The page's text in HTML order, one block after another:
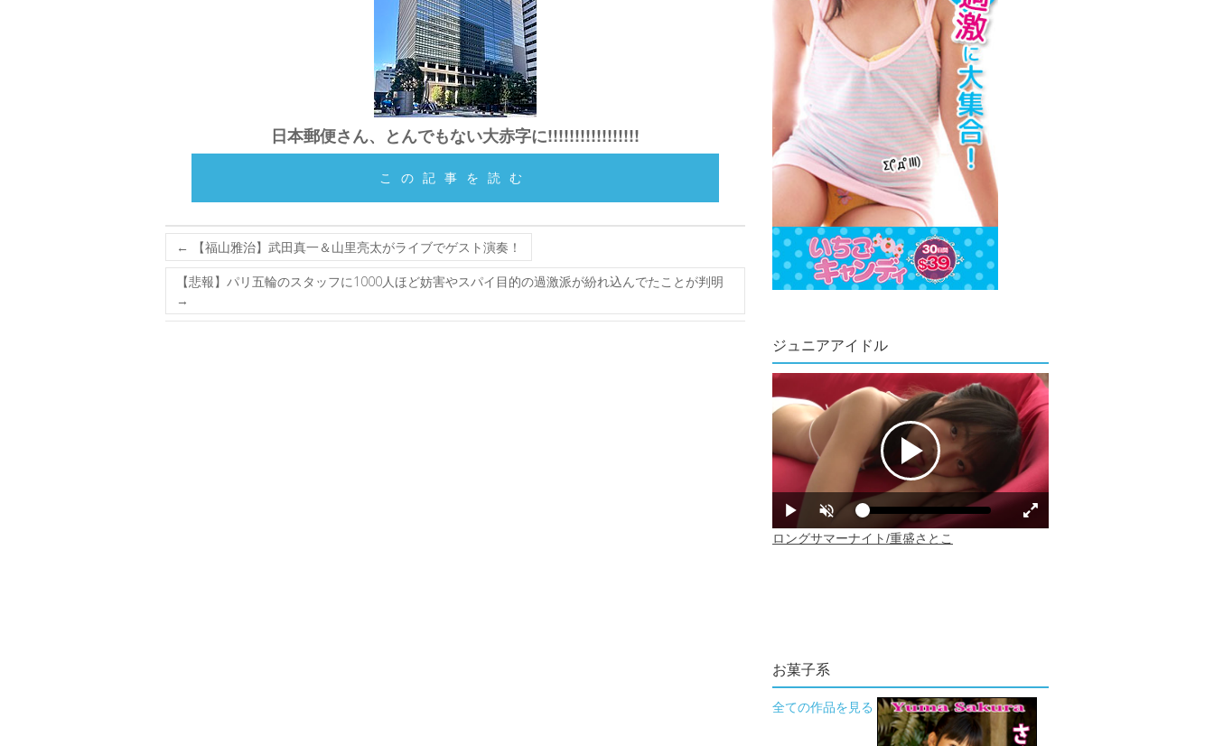
日本郵便さん、とんでもない大赤字に!!!!!!!!!!!!!!!!!
この記事を読む
←
【福山雅治】武田真一＆山里亮太がライブでゲスト演奏！
【悲報】パリ五輪のスタッフに1000人ほど妨害やスパイ目的の過激派が紛れ込んでたことが判明
→
ジュニアアイドル
お菓子系
全ての作品を見る